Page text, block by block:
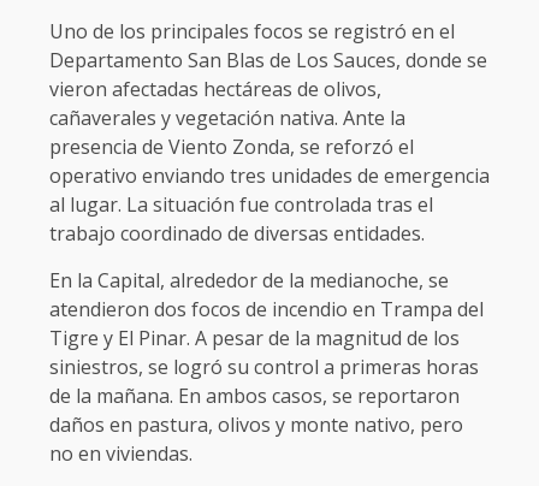
Uno de los principales focos se registró en el
Departamento San Blas de Los Sauces, donde se
vieron afectadas hectáreas de olivos,
cañaverales y vegetación nativa. Ante la
presencia de Viento Zonda, se reforzó el
operativo enviando tres unidades de emergencia
al lugar. La situación fue controlada tras el
trabajo coordinado de diversas entidades.
En la Capital, alrededor de la medianoche, se
atendieron dos focos de incendio en Trampa del
Tigre y El Pinar. A pesar de la magnitud de los
siniestros, se logró su control a primeras horas
de la mañana. En ambos casos, se reportaron
daños en pastura, olivos y monte nativo, pero
no en viviendas.